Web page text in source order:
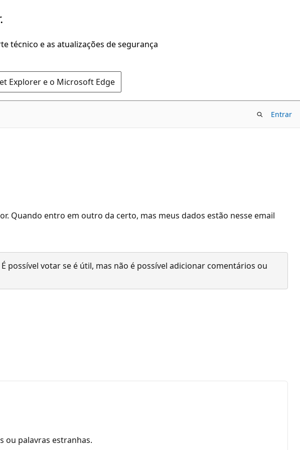
técnico e as atualizações de segurança
Explorer e o Microsoft Edge
Entrar
Quando entro em outro da certo, mas meus dados estão nesse email
votar se é útil, mas não é possível adicionar comentários ou
ou palavras estranhas.